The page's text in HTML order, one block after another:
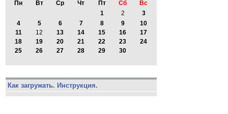
Пн
Вт Ср Чт Пт Сб
Вс
1
2
3
4
5 6 7 8 9
10
11
12 13 14 15 16
17
18
19 20 21 22 23
24
25
26 27 28 29 30
Как загружать. Инструкция.